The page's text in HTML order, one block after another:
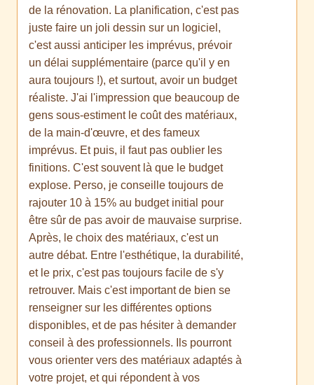
de la rénovation. La planification, c'est pas
juste faire un joli dessin sur un logiciel,
c'est aussi anticiper les imprévus, prévoir
un délai supplémentaire (parce qu'il y en
aura toujours !), et surtout, avoir un budget
réaliste. J'ai l'impression que beaucoup de
gens sous-estiment le coût des matériaux,
de la main-d'œuvre, et des fameux
imprévus. Et puis, il faut pas oublier les
finitions. C'est souvent là que le budget
explose. Perso, je conseille toujours de
rajouter 10 à 15% au budget initial pour
être sûr de pas avoir de mauvaise surprise.
Après, le choix des matériaux, c'est un
autre débat. Entre l'esthétique, la durabilité,
et le prix, c'est pas toujours facile de s'y
retrouver. Mais c'est important de bien se
renseigner sur les différentes options
disponibles, et de pas hésiter à demander
conseil à des professionnels. Ils pourront
vous orienter vers des matériaux adaptés à
votre projet, et qui répondent à vos